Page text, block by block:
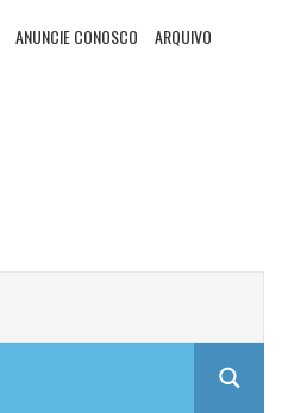
ANUNCIE CONOSCO ARQUIVO